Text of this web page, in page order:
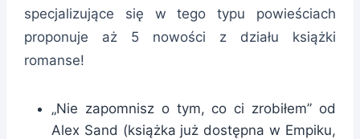
specjalizujące się w tego typu powieściach
proponuje aż 5 nowości z działu książki
romanse!
„Nie zapomnisz o tym, co ci zrobiłem” od
Alex Sand (książka już dostępna w Empiku,